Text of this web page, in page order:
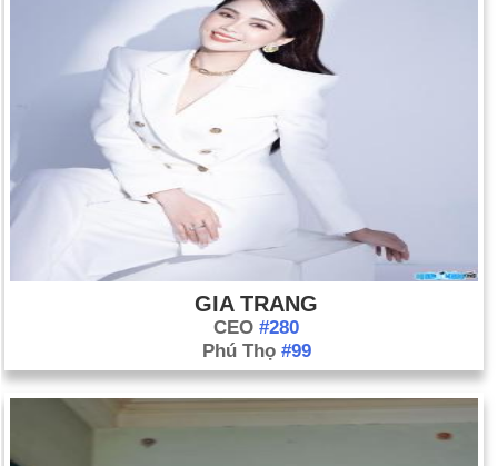
GIA TRANG
CEO #280
Phú Thọ #99